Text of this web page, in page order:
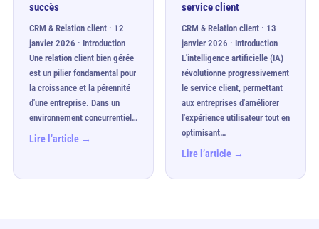
succès
CRM & Relation client · 12
janvier 2026 · Introduction
Une relation client bien gérée
est un pilier fondamental pour
la croissance et la pérennité
d'une entreprise. Dans un
environnement concurrentiel…
Lire l’article →
service client
CRM & Relation client · 13
janvier 2026 · Introduction
L'intelligence artificielle (IA)
révolutionne progressivement
le service client, permettant
aux entreprises d'améliorer
l'expérience utilisateur tout en
optimisant…
Lire l’article →